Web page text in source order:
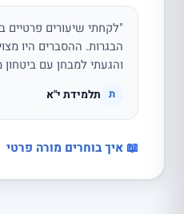
"לקחתי שיעורים פרטיים
הבגרות. ההסברים היו
והגעתי למבחן עם
ת תלמידת י"א
📖 איך בוחרים מורה פרטי